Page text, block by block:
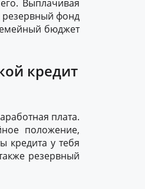
Выплачивая
фонд
бюджет
кредит
плата.
положение,
кредита у тебя
резервный